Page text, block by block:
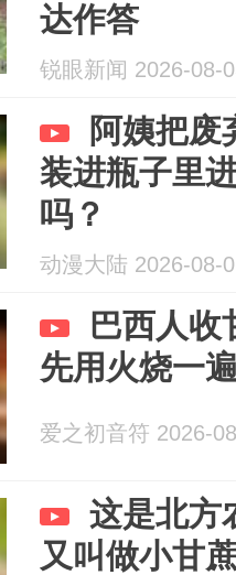
达作答
锐眼新闻 2026-08-
阿姨把废
装进瓶子里
吗？
动漫大陆 2026-08-
巴西人收
先用火烧一
爱之初音符 2026-
这是北方
又叫做小甘